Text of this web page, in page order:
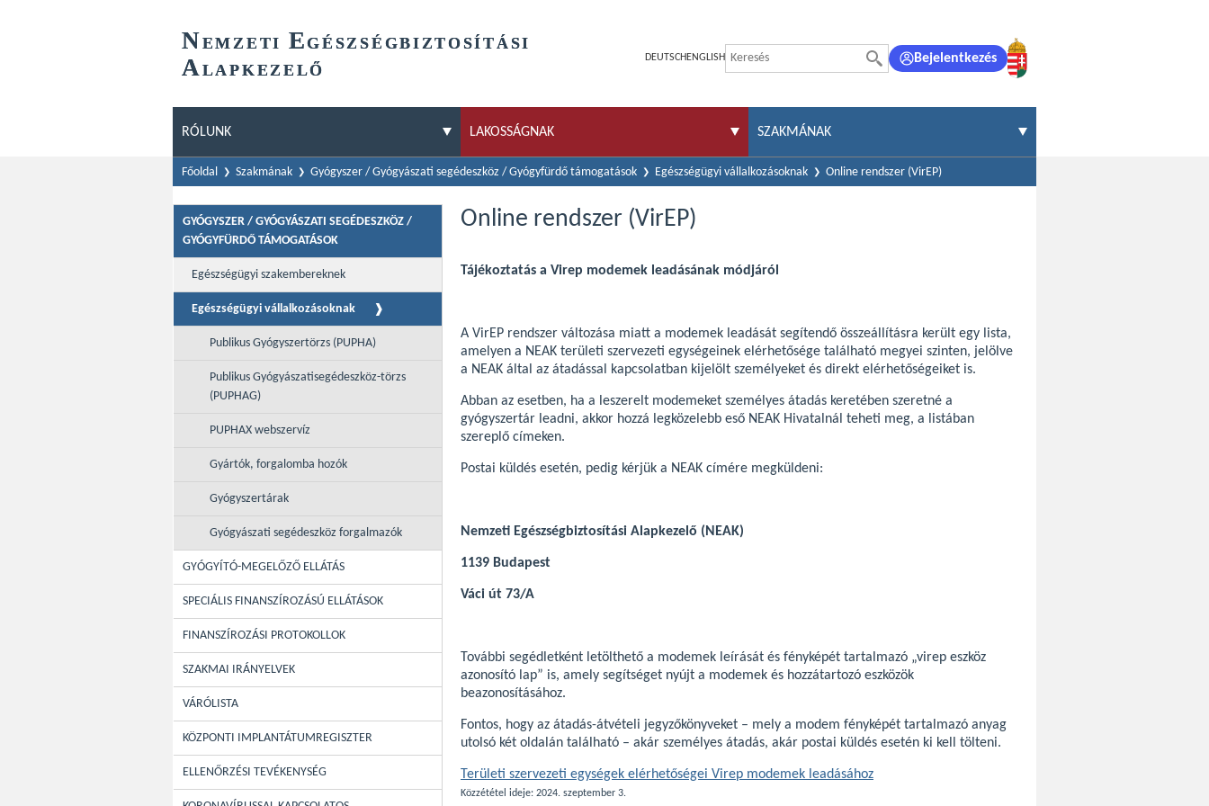
NEMZETI EGÉSZSÉGBIZTOSÍTÁSI
ALAPKEZELŐ
DEUTSCH ENGLISH Bejelentkezés
RÓLUNK LAKOSSÁGNAK SZAKMÁNAK
Főoldal Szakmának Gyógyszer / Gyógyászati segédeszköz / Gyógyfürdő támogatások Egészségügyi vállalkozásoknak Online rendszer (VirEP)
GYÓGYSZER / GYÓGYÁSZATI SEGÉDESZKÖZ /
GYÓGYFÜRDŐ TÁMOGATÁSOK
Egészségügyi szakembereknek
Egészségügyi vállalkozásoknak
Publikus Gyógyszertörzs (PUPHA)
Publikus Gyógyászatisegédeszköz-törzs
(PUPHAG)
PUPHAX webszervíz
Gyártók, forgalomba hozók
Gyógyszertárak
Gyógyászati segédeszköz forgalmazók
GYÓGYÍTÓ-MEGELŐZŐ ELLÁTÁS
SPECIÁLIS FINANSZÍROZÁSÚ ELLÁTÁSOK
FINANSZÍROZÁSI PROTOKOLLOK
SZAKMAI IRÁNYELVEK
VÁRÓLISTA
KÖZPONTI IMPLANTÁTUMREGISZTER
ELLENŐRZÉSI TEVÉKENYSÉG
Online rendszer (VirEP)
Tájékoztatás a Virep modemek leadásának módjáról
A VirEP rendszer változása miatt a modemek leadását segítendő összeállításra került egy lista,
amelyen a NEAK területi szervezeti egységeinek elérhetősége található megyei szinten, jelölve
a NEAK által az átadással kapcsolatban kijelölt személyeket és direkt elérhetőségeiket is.
Abban az esetben, ha a leszerelt modemeket személyes átadás keretében szeretné a
gyógyszertár leadni, akkor hozzá legközelebb eső NEAK Hivatalnál teheti meg, a listában
szereplő címeken.
Postai küldés esetén, pedig kérjük a NEAK címére megküldeni:
Nemzeti Egészségbiztosítási Alapkezelő (NEAK)
1139 Budapest
Váci út 73/A
További segédletként letölthető a modemek leírását és fényképét tartalmazó „virep eszköz
azonosító lap” is, amely segítséget nyújt a modemek és hozzátartozó eszközök
beazonosításához.
Fontos, hogy az átadás-átvételi jegyzőkönyveket – mely a modem fényképét tartalmazó anyag
utolsó két oldalán található – akár személyes átadás, akár postai küldés esetén ki kell tölteni.
Területi szervezeti egységek elérhetőségei Virep modemek leadásához
Közzététel ideje: 2024. szeptember 3.